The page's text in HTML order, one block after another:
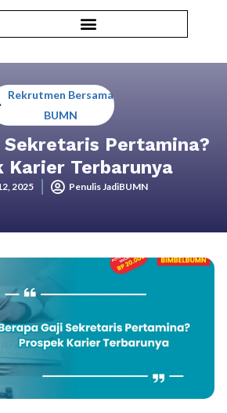
Rekrutmen Bersama
BUMN
Sekretaris Pertamina?
Karier Terbarunya
2025 Penulis JadiBUMN